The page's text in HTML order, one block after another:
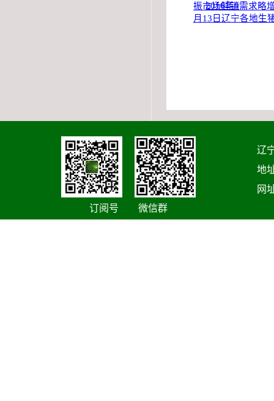
振市场鲜销需求略
2016年9
月13日辽宁各地生
订阅号 微信群
辽
地
网